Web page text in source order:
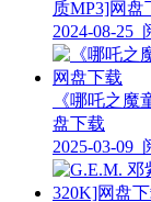
质MP3]网盘
2024-08-25
《哪吒之
盘下载
2025-03-09